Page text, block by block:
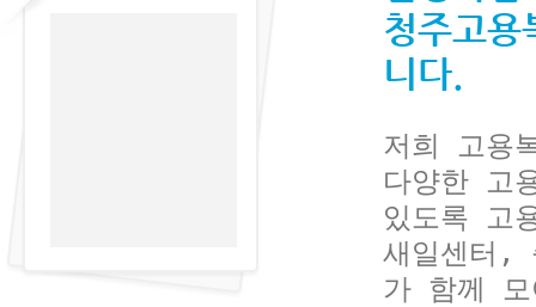
청주고용
니다.
저희 고용
다양한 고
있도록 고
새일센터,
가 함께